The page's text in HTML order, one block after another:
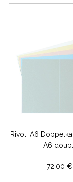
Rivoli A6
A6 doub...
72,00 €